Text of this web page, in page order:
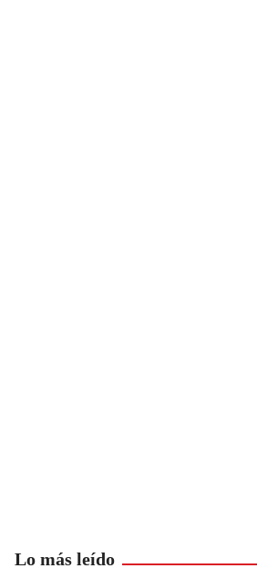
Lo más leído